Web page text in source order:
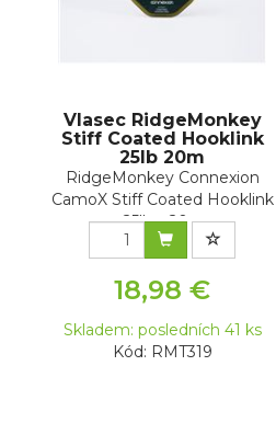
Vlasec RidgeMonkey
Stiff Coated Hooklink
25lb 20m
RidgeMonkey Connexion
CamoX Stiff Coated Hooklink
25lb – 20 ...
18,98 €
Skladem: posledních 41 ks
Kód: RMT319